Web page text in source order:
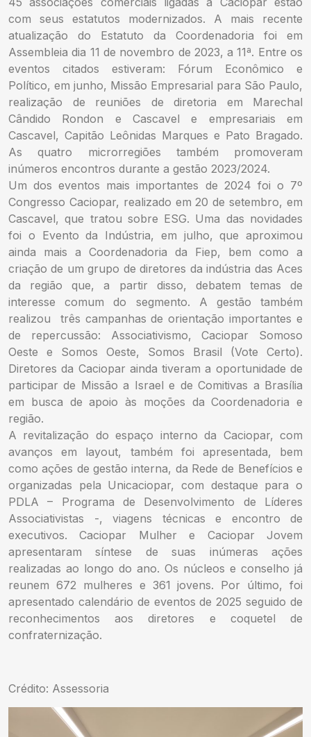
com seus estatutos modernizados. A mais recente
atualização do Estatuto da Coordenadoria foi em
Assembleia dia 11 de novembro de 2023, a 11ª. Entre os
eventos citados estiveram: Fórum Econômico e
Político, em junho, Missão Empresarial para São Paulo,
realização de reuniões de diretoria em Marechal
Cândido Rondon e Cascavel e empresariais em
Cascavel, Capitão Leônidas Marques e Pato Bragado.
As quatro microrregiões também promoveram
inúmeros encontros durante a gestão 2023/2024.
Um dos eventos mais importantes de 2024 foi o 7º
Congresso Caciopar, realizado em 20 de setembro, em
Cascavel, que tratou sobre ESG. Uma das novidades
foi o Evento da Indústria, em julho, que aproximou
ainda mais a Coordenadoria da Fiep, bem como a
criação de um grupo de diretores da indústria das Aces
da região que, a partir disso, debatem temas de
interesse comum do segmento. A gestão também
realizou três campanhas de orientação importantes e
de repercussão: Associativismo, Caciopar Somoso
Oeste e Somos Oeste, Somos Brasil (Vote Certo).
Diretores da Caciopar ainda tiveram a oportunidade de
participar de Missão a Israel e de Comitivas a Brasília
em busca de apoio às moções da Coordenadoria e
região.
A revitalização do espaço interno da Caciopar, com
avanços em layout, também foi apresentada, bem
como ações de gestão interna, da Rede de Benefícios e
organizadas pela Unicaciopar, com destaque para o
PDLA – Programa de Desenvolvimento de Líderes
Associativistas -, viagens técnicas e encontro de
executivos. Caciopar Mulher e Caciopar Jovem
apresentaram síntese de suas inúmeras ações
realizadas ao longo do ano. Os núcleos e conselho já
reunem 672 mulheres e 361 jovens. Por último, foi
apresentado calendário de eventos de 2025 seguido de
reconhecimentos aos diretores e coquetel de
confraternização.
Crédito: Assessoria